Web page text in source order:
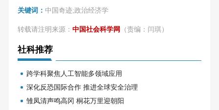
关键词： 中国奇迹;政治经济学
转载请注明来源： 中国社会科学网 （责编：闫琪）
社科推荐
跨学科聚焦人工智能多领域应用
深化反恐国际合作 推进全球安全治理
雏凤清声鸣高冈 桐花万里迎朝阳